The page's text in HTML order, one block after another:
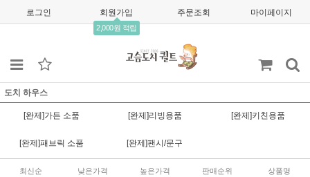
로그인 회원가입
2,000원 적립
주문조회 마이페이지
도치 하우스
[완제]가든 소품 [완제]리빙용품 [완제]키친용품
[완제]패브릭 소품 [완제]팬시/문구
최신순 낮은가격 높은가격 판매순위 상품명